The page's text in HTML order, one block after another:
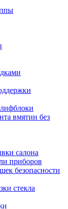
вмятин без
салона
приборов
безопасности
стекла